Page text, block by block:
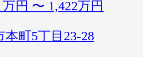
万円 〜 1,422万円
町5丁目23-28